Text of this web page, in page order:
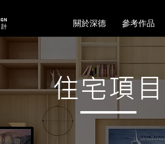
關於深德 參考作品
住宅項目